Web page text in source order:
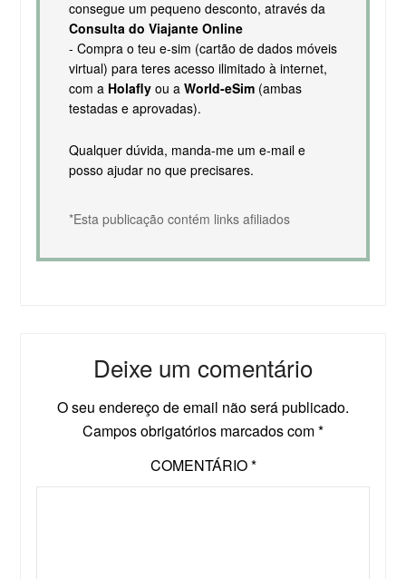
consegue um pequeno desconto, através da
Consulta do Viajante Online
- Compra o teu e-sim (cartão de dados móveis
virtual) para teres acesso ilimitado à internet,
com a Holaflyou a World-eSim(ambas
testadas e aprovadas).
Qualquer dúvida, manda-me um e-mail e
posso ajudar no que precisares.
*Esta publicação contém links afiliados
Deixe um comentário
O seu endereço de email não será publicado.
Campos obrigatórios marcados com*
COMENTÁRIO*